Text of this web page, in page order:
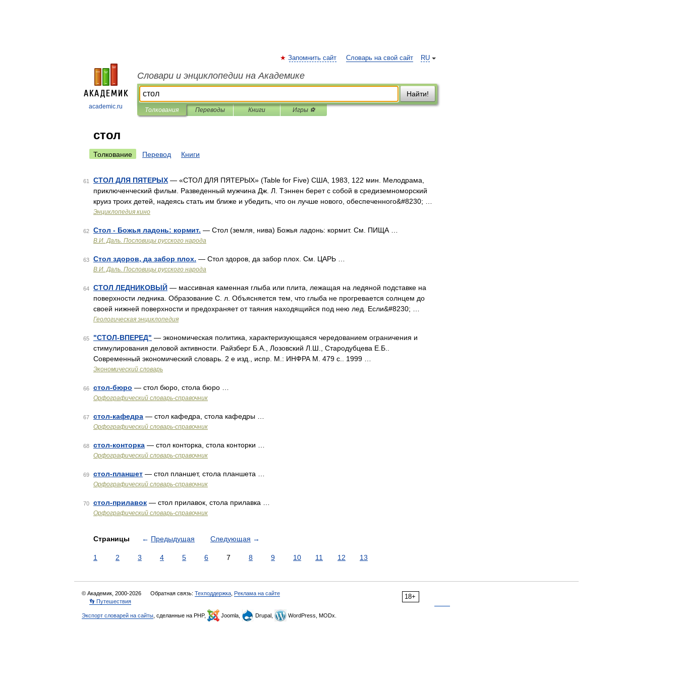
academic.ru
RU
Запомнить сайт Словарь на свой сайт
Словари и энциклопедии на Академике
Найти!
Толкования Переводы Книги Игры ⚽
стол
Толкование Перевод Книги
61 СТОЛ ДЛЯ ПЯТЕРЫХ — «СТОЛ ДЛЯ ПЯТЕРЫХ» (Table for Five) США, 1983, 122 мин. Мелодрама,
приключенческий фильм. Разведенный мужчина Дж. Л. Тэннен берет с собой в средиземноморский
круиз троих детей, надеясь стать им ближе и убедить, что он лучше нового, обеспеченного&#8230; …
Энциклопедия кино
62 Стол - Божья ладонь: кормит. — Стол (земля, нива) Божья ладонь: кормит. См. ПИЩА …
В.И. Даль. Пословицы русского народа
63 Стол здоров, да забор плох. — Стол здоров, да забор плох. См. ЦАРЬ …
В.И. Даль. Пословицы русского народа
64 СТОЛ ЛЕДНИКОВЫЙ — массивная каменная глыба или плита, лежащая на ледяной подставке на
поверхности ледника. Образование С. л. Объясняется тем, что глыба не прогревается солнцем до
своей нижней поверхности и предохраняет от таяния находящийся под нею лед. Если&#8230; …
Геологическая энциклопедия
65 "СТОЛ-ВПЕРЕД" — экономическая политика, характеризующаяся чередованием ограничения и
стимулирования деловой активности. Райзберг Б.А., Лозовский Л.Ш., Стародубцева Е.Б..
Современный экономический словарь. 2 е изд., испр. М.: ИНФРА М. 479 с.. 1999 …
Экономический словарь
66 стол-бюро — стол бюро, стола бюро …
Орфографический словарь-справочник
67 стол-кафедра — стол кафедра, стола кафедры …
Орфографический словарь-справочник
68 стол-конторка — стол конторка, стола конторки …
Орфографический словарь-справочник
69 стол-планшет — стол планшет, стола планшета …
Орфографический словарь-справочник
70 стол-прилавок — стол прилавок, стола прилавка …
Орфографический словарь-справочник
Страницы ← Предыдущая Следующая →
1 2 3 4 5 6 7 8 9 10 11 12 13
18+
© Академик, 2000-2026 Обратная связь: Техподдержка Реклама на сайте
👣 Путешествия
Экспорт словарей на сайты , сделанные на PHP, Joomla, Drupal, WordPress, MODx.